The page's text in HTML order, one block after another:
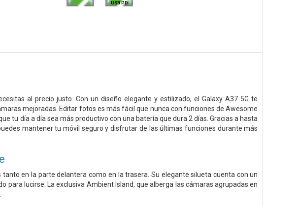
USB PD
al precio justo. Con un diseño elegante y estilizado, el Galaxy A37 5G te
mejoradas. Editar fotos es más fácil que nunca con funciones de Awesome
tu día a día sea más productivo con una batería que dura 2 días. Gracias a hasta
mantener tu móvil seguro y disfrutar de las últimas funciones durante más
en la parte delantera como en la trasera. Su elegante silueta cuenta con un
lucirse. La exclusiva Ambient Island, que alberga las cámaras agrupadas en